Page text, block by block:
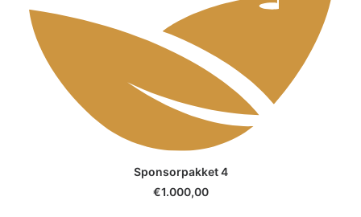
SELECT OPTIONS
Sponsorpakket 4
€1.000,00